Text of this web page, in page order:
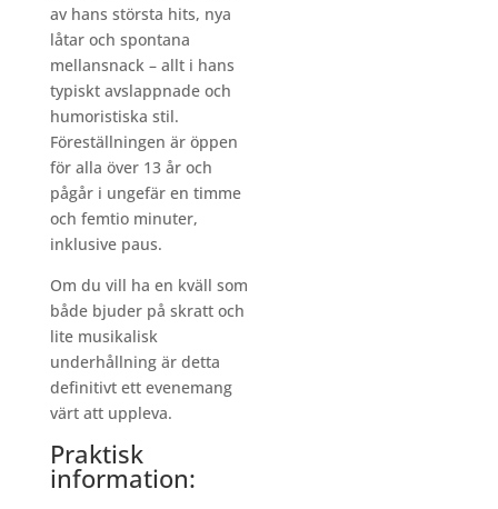
av hans största hits, nya
låtar och spontana
mellansnack – allt i hans
typiskt avslappnade och
humoristiska stil.
Föreställningen är öppen
för alla över 13 år och
pågår i ungefär en timme
och femtio minuter,
inklusive paus.
Om du vill ha en kväll som
både bjuder på skratt och
lite musikalisk
underhållning är detta
definitivt ett evenemang
värt att uppleva.
Praktisk
information: